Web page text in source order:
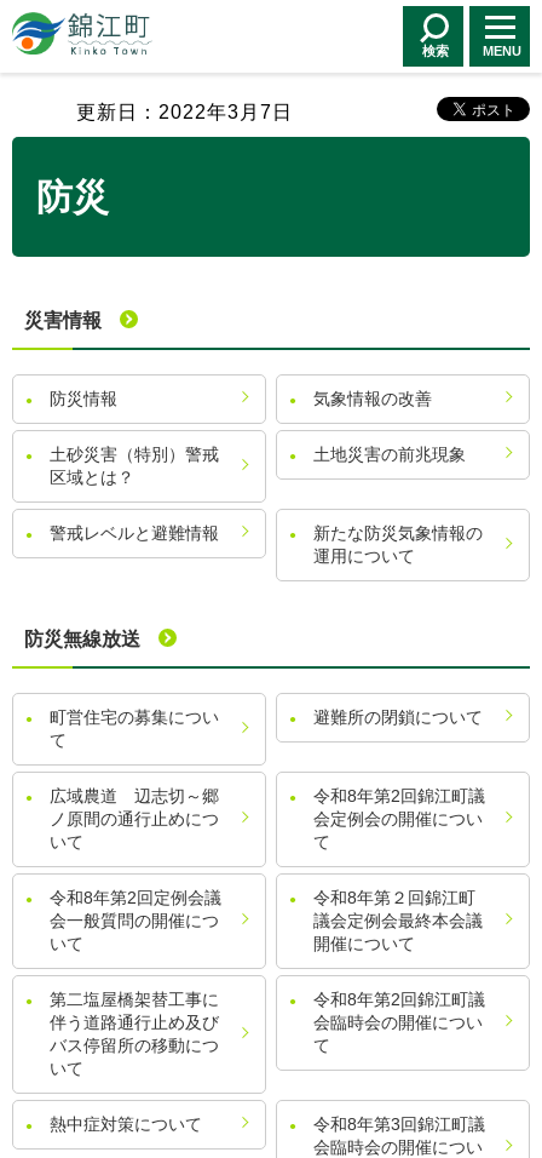
錦江町 Kinko
Town
検索 MENU
更新日：2022年3月7日
防災
災害情報
防災情報 気象情報の改善
土砂災害（特別）警戒
区域とは？
土地災害の前兆現象
警戒レベルと避難情報
新たな防災気象情報の
運用について
防災無線放送
町営住宅の募集につい
て
避難所の閉鎖について
広域農道 辺志切～郷
ノ原間の通行止めにつ
いて
令和8年第2回錦江町議
会定例会の開催につい
て
令和8年第2回定例会議
会一般質問の開催につ
いて
令和8年第２回錦江町
議会定例会最終本会議
開催について
第二塩屋橋架替工事に
伴う道路通行止め及び
バス停留所の移動につ
いて
令和8年第2回錦江町議
会臨時会の開催につい
て
熱中症対策について
令和8年第3回錦江町議
会臨時会の開催につい